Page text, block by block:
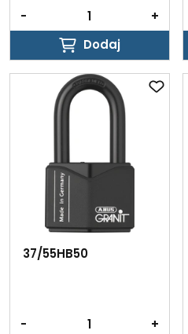
-
+
Dodaj
Dodaj
37/55HB50
-
+